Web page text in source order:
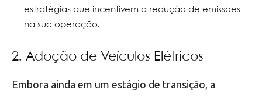
estratégias que incentivem a redução de emissões
na sua operação.
2. Adoção de Veículos Elétricos
Embora ainda em um estágio de transição, a